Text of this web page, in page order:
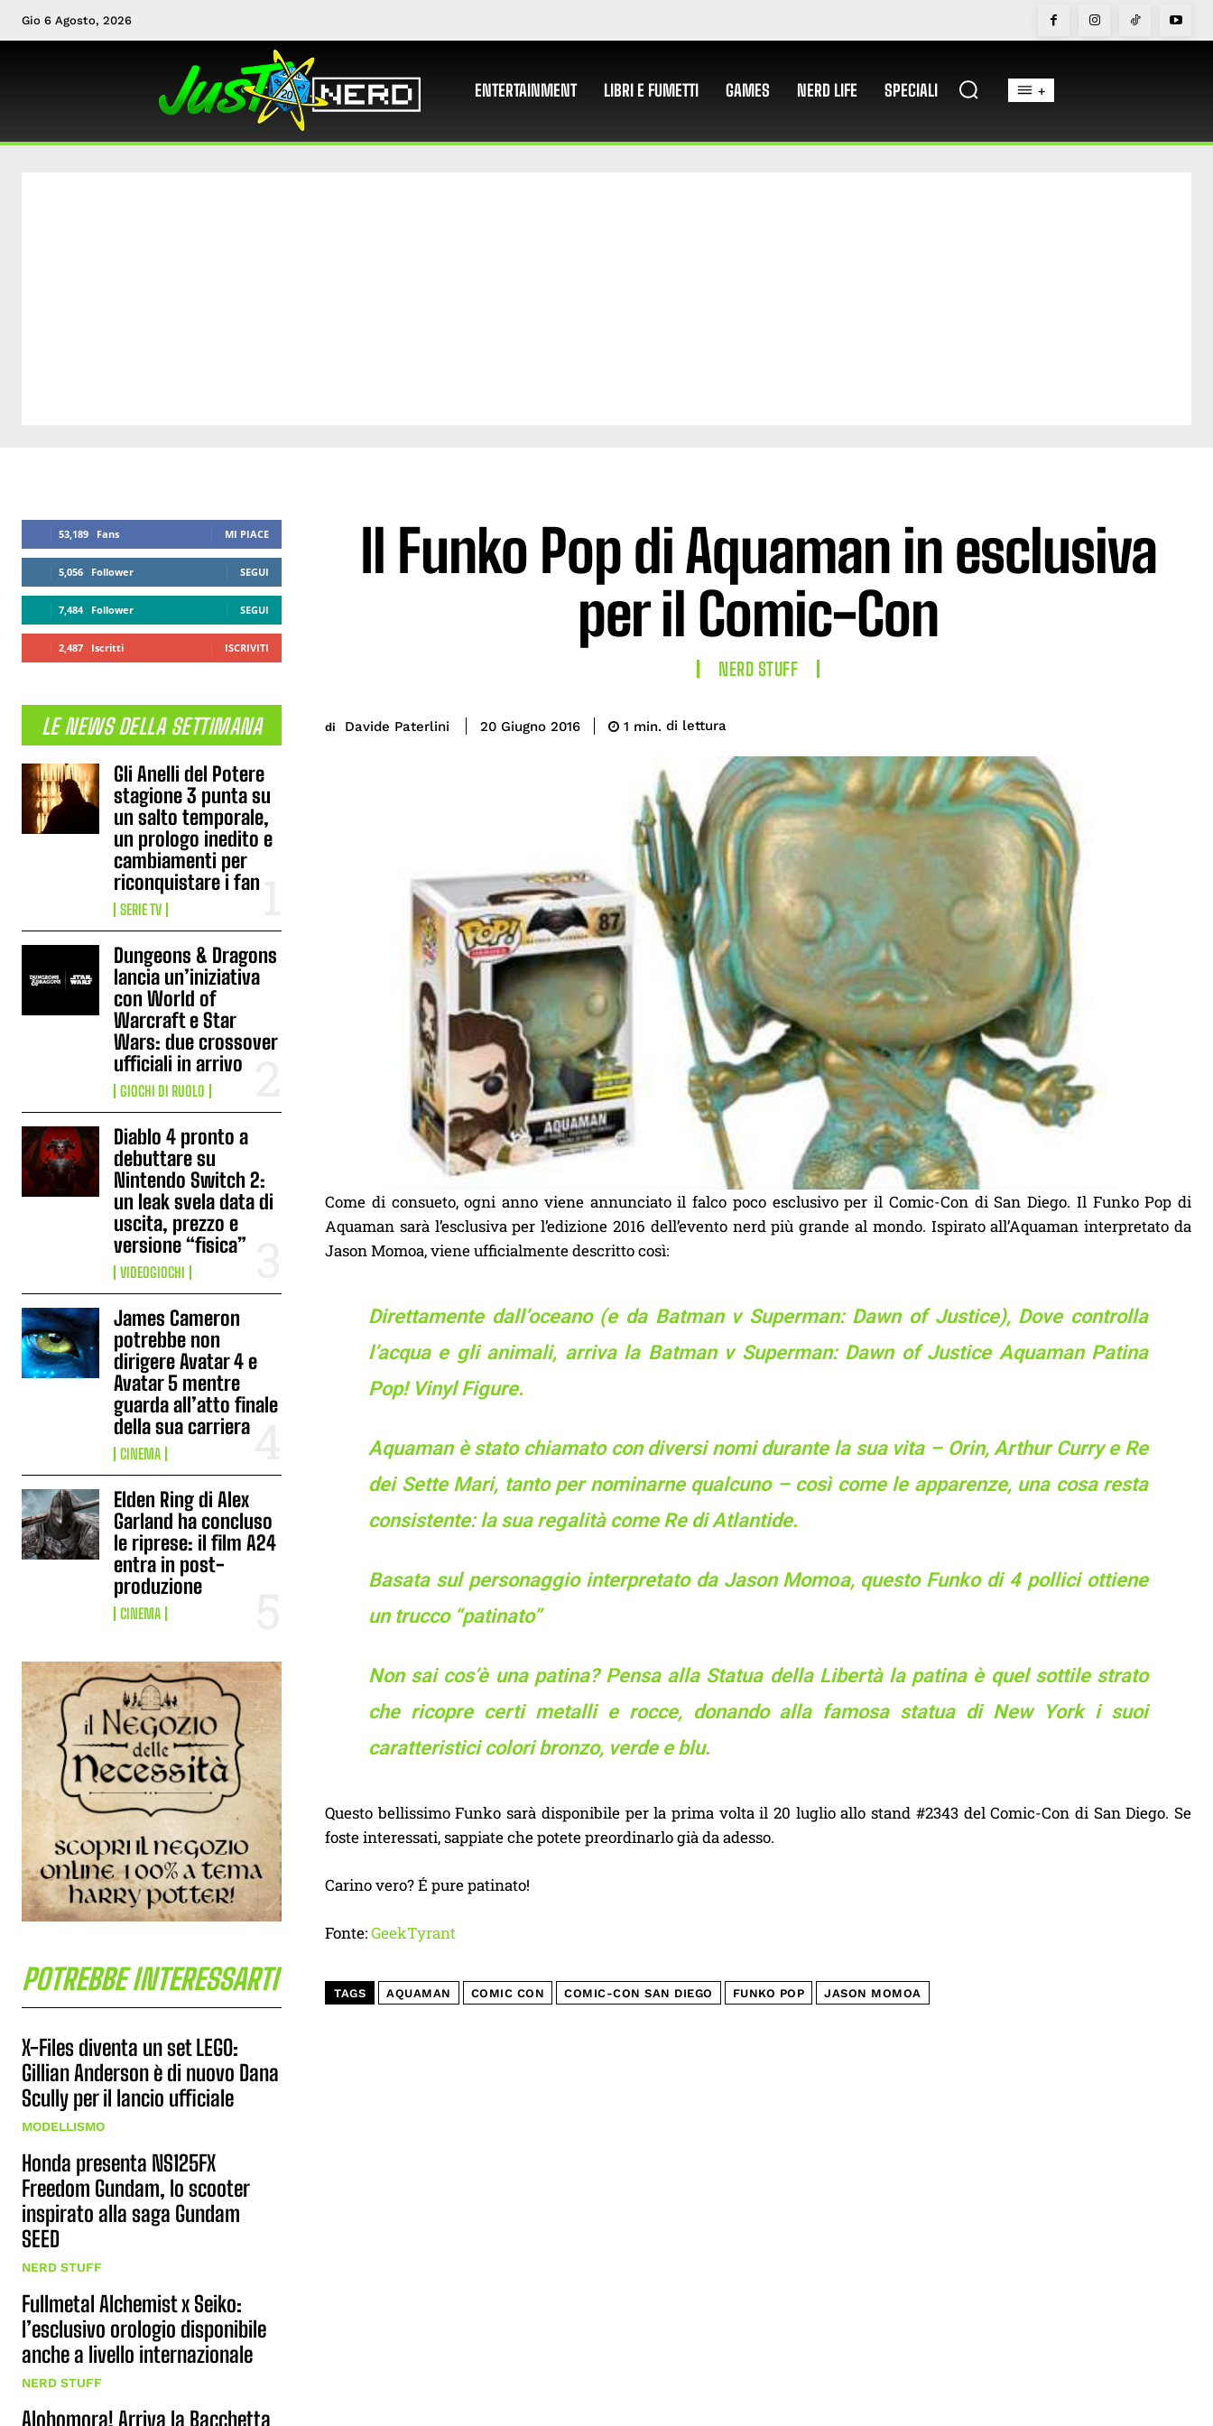
Gio 6 Agosto, 2026
ENTERTAINMENT LIBRI E FUMETTI GAMES NERD LIFE SPECIALI +
53,189 Fans MI PIACE
5,056 Follower SEGUI
7,484 Follower SEGUI
2,487 Iscritti ISCRIVITI
LE NEWS DELLA SETTIMANA
Gli Anelli del Potere
stagione 3 punta su
un salto temporale,
un prologo inedito e
cambiamenti per
riconquistare i fan
SERIE TV
Dungeons & Dragons
lancia un’iniziativa
con World of
Warcraft e Star
Wars: due crossover
ufficiali in arrivo
GIOCHI DI RUOLO
Diablo 4 pronto a
debuttare su
Nintendo Switch 2:
un leak svela data di
uscita, prezzo e
versione “fisica”
VIDEOGIOCHI
James Cameron
potrebbe non
dirigere Avatar 4 e
Avatar 5 mentre
guarda all’atto finale
della sua carriera
CINEMA
Elden Ring di Alex
Garland ha concluso
le riprese: il film A24
entra in post-
produzione
CINEMA
POTREBBE INTERESSARTI
X-Files diventa un set LEGO:
Gillian Anderson è di nuovo Dana
Scully per il lancio ufficiale
MODELLISMO
Honda presenta NS125FX
Freedom Gundam, lo scooter
inspirato alla saga Gundam
SEED
NERD STUFF
Fullmetal Alchemist x Seiko:
l’esclusivo orologio disponibile
anche a livello internazionale
NERD STUFF
Alohomora! Arriva la Bacchetta
Il Funko Pop di Aquaman in esclusiva
per il Comic-Con
NERD STUFF
di Davide Paterlini 20 Giugno 2016 1 min. di lettura
Come di consueto, ogni anno viene annunciato il falco poco esclusivo per il Comic-Con di San Diego. Il Funko Pop di
Aquaman sarà l’esclusiva per l’edizione 2016 dell’evento nerd più grande al mondo. Ispirato all’Aquaman interpretato da
Jason Momoa, viene ufficialmente descritto così:
Direttamente dall’oceano (e da Batman v Superman: Dawn of Justice), Dove controlla
l’acqua e gli animali, arriva la Batman v Superman: Dawn of Justice Aquaman Patina
Pop! Vinyl Figure.
Aquaman è stato chiamato con diversi nomi durante la sua vita – Orin, Arthur Curry e Re
dei Sette Mari, tanto per nominarne qualcuno – così come le apparenze, una cosa resta
consistente: la sua regalità come Re di Atlantide.
Basata sul personaggio interpretato da Jason Momoa, questo Funko di 4 pollici ottiene
un trucco “patinato”
Non sai cos’è una patina? Pensa alla Statua della Libertà la patina è quel sottile strato
che ricopre certi metalli e rocce, donando alla famosa statua di New York i suoi
caratteristici colori bronzo, verde e blu.
Questo bellissimo Funko sarà disponibile per la prima volta il 20 luglio allo stand #2343 del Comic-Con di San Diego. Se
foste interessati, sappiate che potete preordinarlo già da adesso.
Carino vero? É pure patinato!
Fonte:GeekTyrant
TAGS AQUAMAN COMIC CON COMIC-CON SAN DIEGO FUNKO POP JASON MOMOA